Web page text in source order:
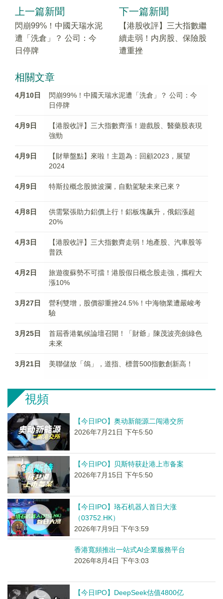
上一篇新聞
閃崩99%！中國天瑞水泥
遭「洗倉」？ 公司：今
日停牌
下一篇新聞
【港股收評】三大指數繼
續走弱！内房股、保險股
遭重挫
相關文章
4月10日
閃崩99%！中國天瑞水泥遭「洗倉」？ 公司：今
日停牌
4月9日
【港股收評】三大指數齊漲！遊戲股、醫藥股表現
強勁
4月9日
【財華盤點】來啦！主題為：回顧2023，展望
2024
4月9日 特斯拉概念股掀波瀾，自動駕駛未來已來？
4月8日
供需緊張助力鋁價上行！鋁板塊飙升，俄鋁漲超
20%
4月3日
【港股收評】三大指數齊走弱！地產股、汽車股等
普跌
4月2日
旅遊復蘇勢不可擋！港股假日概念股走強，攜程大
漲10%
3月27日
營利雙增，股價卻重挫24.5%！中海物業遭嚴峻考
驗
3月25日
首屆香港氣候論壇召開！「財爺」陳茂波亮劍綠色
未來
3月21日 美聯儲放「鴿」，道指、標普500指數創新高！
視頻
【今日IPO】奥动新能源二闯港交所
2026年7月21日 下午5:50
【今日IPO】贝斯特获赴港上市备案
2026年7月15日 下午5:50
【今日IPO】珞石机器人首日大涨
（03752.HK）
2026年7月9日 下午3:59
香港寬頻推出一站式AI企業服務平台
2026年8月4日 下午3:03
【今日IPO】DeepSeek估值4800亿